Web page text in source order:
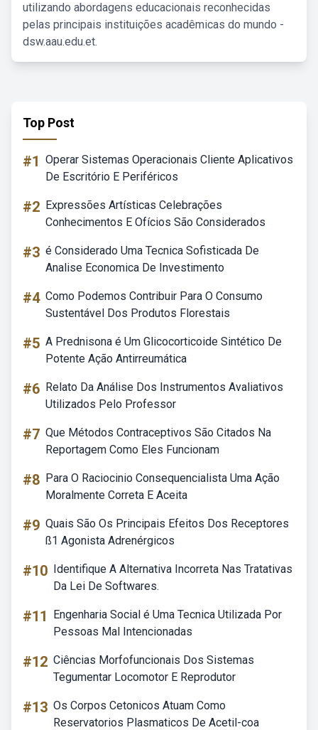
utilizando abordagens educacionais reconhecidas
pelas principais instituições acadêmicas do mundo -
dsw.aau.edu.et.
Top Post
#1 Operar Sistemas Operacionais Cliente Aplicativos
De Escritório E Periféricos
#2 Expressões Artísticas Celebrações
Conhecimentos E Ofícios São Considerados
#3 é Considerado Uma Tecnica Sofisticada De
Analise Economica De Investimento
#4 Como Podemos Contribuir Para O Consumo
Sustentável Dos Produtos Florestais
#5 A Prednisona é Um Glicocorticoide Sintético De
Potente Ação Antirreumática
#6 Relato Da Análise Dos Instrumentos Avaliativos
Utilizados Pelo Professor
#7 Que Métodos Contraceptivos São Citados Na
Reportagem Como Eles Funcionam
#8 Para O Raciocinio Consequencialista Uma Ação
Moralmente Correta E Aceita
#9 Quais São Os Principais Efeitos Dos Receptores
ß1 Agonista Adrenérgicos
#10 Identifique A Alternativa Incorreta Nas Tratativas
Da Lei De Softwares.
#11
Engenharia Social é Uma Tecnica Utilizada Por
Pessoas Mal Intencionadas
#12 Ciências Morfofuncionais Dos Sistemas
Tegumentar Locomotor E Reprodutor
#13 Os Corpos Cetonicos Atuam Como
Reservatorios Plasmaticos De Acetil-coa